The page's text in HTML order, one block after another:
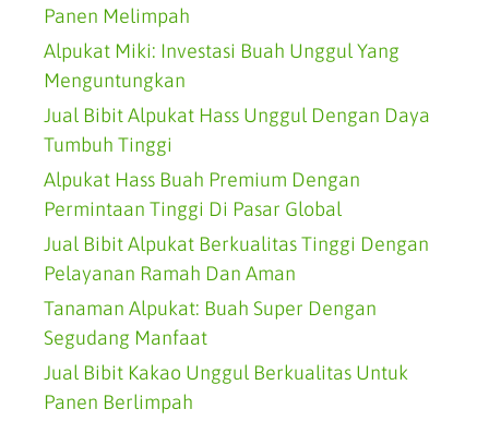
Panen Melimpah
Alpukat Miki: Investasi Buah Unggul Yang
Menguntungkan
Jual Bibit Alpukat Hass Unggul Dengan Daya
Tumbuh Tinggi
Alpukat Hass Buah Premium Dengan
Permintaan Tinggi Di Pasar Global
Jual Bibit Alpukat Berkualitas Tinggi Dengan
Pelayanan Ramah Dan Aman
Tanaman Alpukat: Buah Super Dengan
Segudang Manfaat
Jual Bibit Kakao Unggul Berkualitas Untuk
Panen Berlimpah